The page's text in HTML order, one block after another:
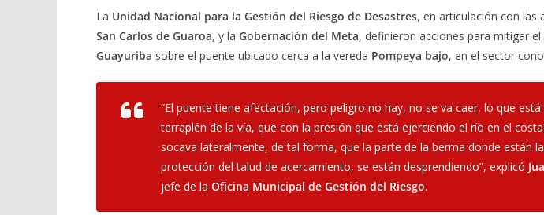
La Unidad Nacional para la Gestión del Riesgo de Desastres, en articulación con las
San Carlos de Guaroa, y la Gobernación del Meta, definieron acciones para mitigar
Guayuriba sobre el puente ubicado cerca a la vereda Pompeya bajo, en el sector
“El puente tiene afectación, pero peligro no hay, no se va caer, lo que
terraplén de la vía, que con la presión que está ejerciendo el río en el
socava lateralmente, de tal forma, que la parte de la berma donde están
protección del talud de acercamiento, se están desprendiendo”, explicó
jefe de la Oficina Municipal de Gestión del Riesgo.